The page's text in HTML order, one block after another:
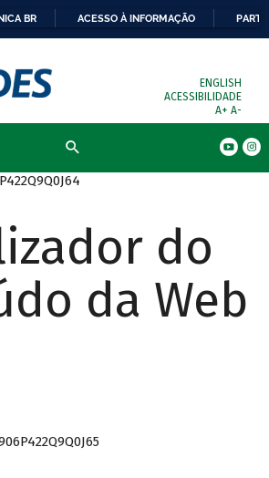
BR ACESSO À INFORMAÇÃO
ENGLISH
ACESSIBILIDADE
A+ A-
do
da Web